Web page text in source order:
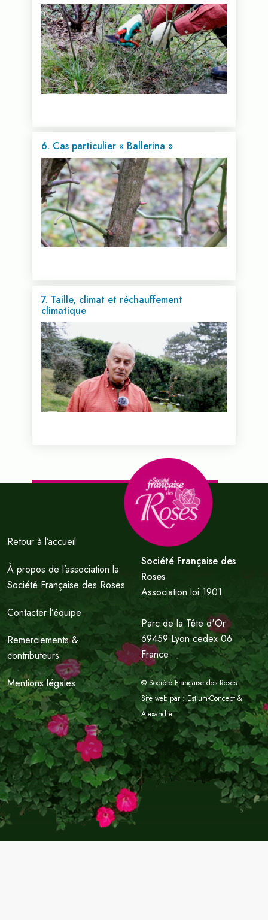
Voir cette vidéo...
6. Cas particulier « Ballerina »
7. Taille, climat et réchauffement
climatique
Voir cette vidéo...
Retour à l’accueil
À propos de l’association la
Société Française des Roses
Contacter l’équipe
Remerciements &
contributeurs
Mentions légales
Société Française des
Roses
Association loi 1901
Parc de la Tête d'Or
69459 Lyon cedex 06
France
© Société Française des Roses
Site web par :Estium-Concept&
Alexandre